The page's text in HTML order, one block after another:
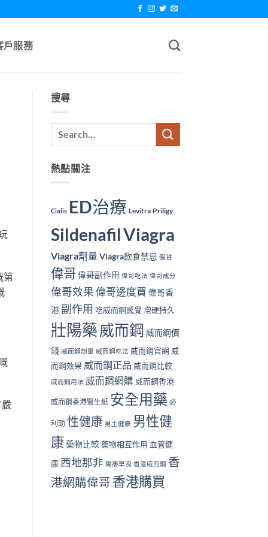
戶服務
第
搜尋
熱點關注
Cialis ED治療 Levitra Priligy
SildenafilViagra
Viagra劑量 Viagra飲食禁忌 假貨
偉哥 偉哥副作用 偉哥吃法 偉哥成分
偉哥效果偉哥邊度買 偉哥香
港 副作用 吃威而鋼感覺 增硬持久
壯陽藥 威而鋼 威而鋼價
錢 威而鋼劑量 威而鋼吃法 威而鋼官網 威
而鋼效果 威而鋼正品 威而鋼比較
威而鋼用法 威而鋼網購 威而鋼香港
威而鋼香港醫生紙 安全用藥 必
利勁 性健康 男士健康 男性健
康 藥物比較 藥物相互作用 血管健
康 西地那非 陽痿早洩 香港威而鋼 香
港網購偉哥 香港購買